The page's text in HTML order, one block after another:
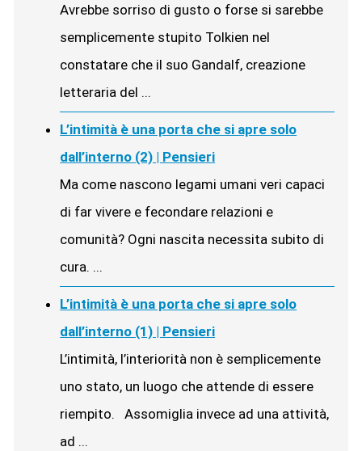
Avrebbe sorriso di gusto o forse si sarebbe
semplicemente stupito Tolkien nel
constatare che il suo Gandalf, creazione
letteraria del ...
L’intimità è una porta che si apre solo
dall’interno (2) | Pensieri
Ma come nascono legami umani veri capaci
di far vivere e fecondare relazioni e
comunità? Ogni nascita necessita subito di
cura. ...
L’intimità è una porta che si apre solo
dall’interno (1) | Pensieri
L’intimità, l’interiorità non è semplicemente
uno stato, un luogo che attende di essere
riempito. Assomiglia invece ad una attività,
ad ...